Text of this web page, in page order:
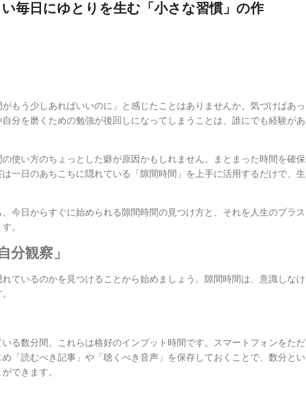
毎日にゆとりを生む「小さな習慣」の作
もう少しあればいいのに」と感じたことはありませんか。気づけばあっ
分を磨くための勉強が後回しになってしまうことは、誰にでも経験があ
使い方のちょっとした癖が原因かもしれません。まとまった時間を確保
一日のあちこちに隠れている「隙間時間」を上手に活用するだけで、生
今日からすぐに始められる隙間時間の見つけ方と、それを人生のプラス
。
分観察」
ているのかを見つけることから始めましょう。隙間時間は、意識しなけ
る数分間。これらは格好のインプット時間です。スマートフォンをただ
「読むべき記事」や「聴くべき音声」を保存しておくことで、数分とい
できます。